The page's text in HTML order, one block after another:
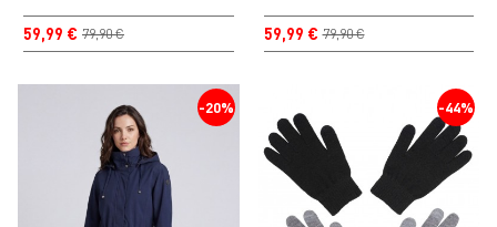
59,99 € 79,90 € 59,99 € 79,90 €
-20% -44%